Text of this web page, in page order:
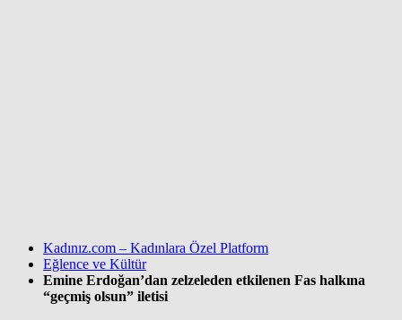
Kadınız.com – Kadınlara Özel Platform
Eğlence ve Kültür
Emine Erdoğan’dan zelzeleden etkilenen Fas halkına
“geçmiş olsun” iletisi